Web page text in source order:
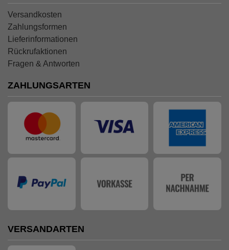
Versandkosten
Zahlungsformen
Lieferinformationen
Rückrufaktionen
Fragen & Antworten
ZAHLUNGSARTEN
VERSANDARTEN